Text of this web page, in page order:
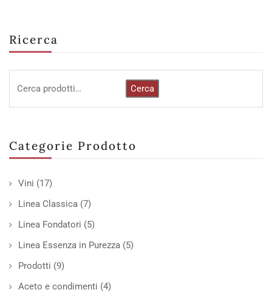
Ricerca
Cerca
Categorie Prodotto
Vini (17)
Linea Classica (7)
Linea Fondatori (5)
Linea Essenza in Purezza (5)
Prodotti (9)
Aceto e condimenti (4)